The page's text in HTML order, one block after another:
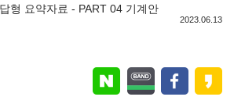
형 요약자료 - PART 04 기계안
2023.06.13